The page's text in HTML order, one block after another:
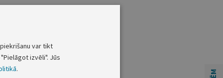
var tikt
izvēli". Jūs
.